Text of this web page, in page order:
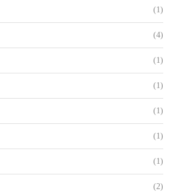
(1)
(4)
(1)
(1)
(1)
(1)
(1)
(2)